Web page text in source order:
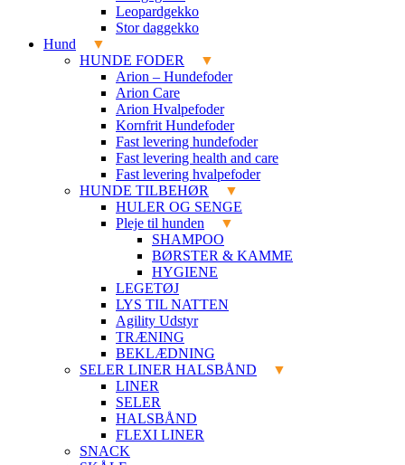
Leopardgekko
Stor daggekko
Hund
HUNDE FODER
Arion – Hundefoder
Arion Care
Arion Hvalpefoder
Kornfrit Hundefoder
Fast levering hundefoder
Fast levering health and care
Fast levering hvalpefoder
HUNDE TILBEHØR
HULER OG SENGE
Pleje til hunden
SHAMPOO
BØRSTER & KAMME
HYGIENE
LEGETØJ
LYS TIL NATTEN
Agility Udstyr
TRÆNING
BEKLÆDNING
SELER LINER HALSBÅND
LINER
SELER
HALSBÅND
FLEXI LINER
SNACK